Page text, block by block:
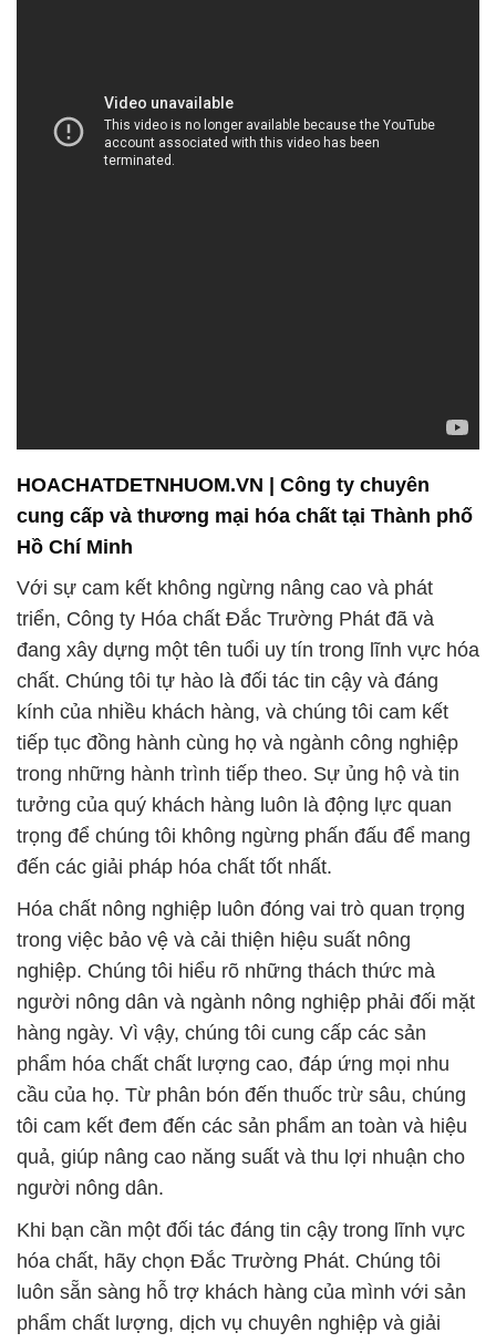
HOACHATDETNHUOM.VN | Công ty chuyên
cung cấp và thương mại hóa chất tại Thành phố
Hồ Chí Minh
Với sự cam kết không ngừng nâng cao và phát
triển, Công ty Hóa chất Đắc Trường Phát đã và
đang xây dựng một tên tuổi uy tín trong lĩnh vực hóa
chất. Chúng tôi tự hào là đối tác tin cậy và đáng
kính của nhiều khách hàng, và chúng tôi cam kết
tiếp tục đồng hành cùng họ và ngành công nghiệp
trong những hành trình tiếp theo. Sự ủng hộ và tin
tưởng của quý khách hàng luôn là động lực quan
trọng để chúng tôi không ngừng phấn đấu để mang
đến các giải pháp hóa chất tốt nhất.
Hóa chất nông nghiệp luôn đóng vai trò quan trọng
trong việc bảo vệ và cải thiện hiệu suất nông
nghiệp. Chúng tôi hiểu rõ những thách thức mà
người nông dân và ngành nông nghiệp phải đối mặt
hàng ngày. Vì vậy, chúng tôi cung cấp các sản
phẩm hóa chất chất lượng cao, đáp ứng mọi nhu
cầu của họ. Từ phân bón đến thuốc trừ sâu, chúng
tôi cam kết đem đến các sản phẩm an toàn và hiệu
quả, giúp nâng cao năng suất và thu lợi nhuận cho
người nông dân.
Khi bạn cần một đối tác đáng tin cậy trong lĩnh vực
hóa chất, hãy chọn Đắc Trường Phát. Chúng tôi
luôn sẵn sàng hỗ trợ khách hàng của mình với sản
phẩm chất lượng, dịch vụ chuyên nghiệp và giải